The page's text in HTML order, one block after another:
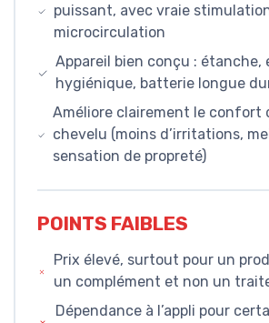
puissant, avec vraie
microcirculation
Appareil bien conçu : étanche,
hygiénique, batterie longue
Améliore clairement le confort
chevelu (moins d’irritations,
sensation de propreté)
POINTS FAIBLES
Prix élevé, surtout pour un
un complément et non un
Dépendance à l’appli pour